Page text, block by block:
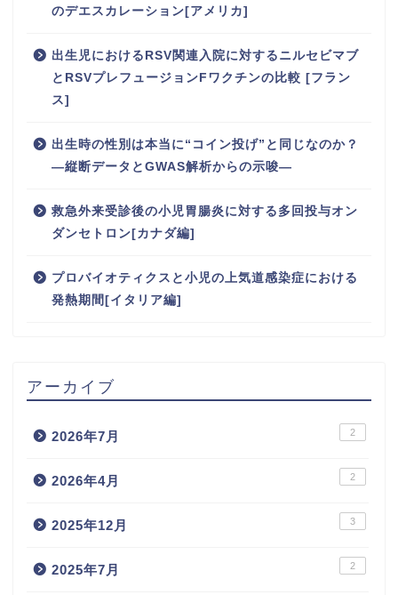
のデエスカレーション[アメリカ]
出生児におけるRSV関連入院に対するニルセビマブ
とRSVプレフュージョンFワクチンの比較 [フラン
ス]
出生時の性別は本当に“コイン投げ”と同じなのか？
―縦断データとGWAS解析からの示唆―
救急外来受診後の小児胃腸炎に対する多回投与オン
ダンセトロン[カナダ編]
プロバイオティクスと小児の上気道感染症における
発熱期間[イタリア編]
アーカイブ
2026年7月 2
2026年4月 2
2025年12月 3
2025年7月 2